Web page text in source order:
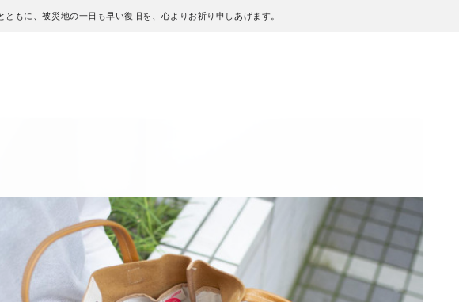
もに、被災地の一日も早い復旧を、心よりお祈り申しあげます。